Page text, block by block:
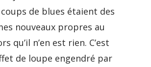
de blues étaient des
nouveaux propres au
qu’il n’en est rien. C’est
de loupe engendré par